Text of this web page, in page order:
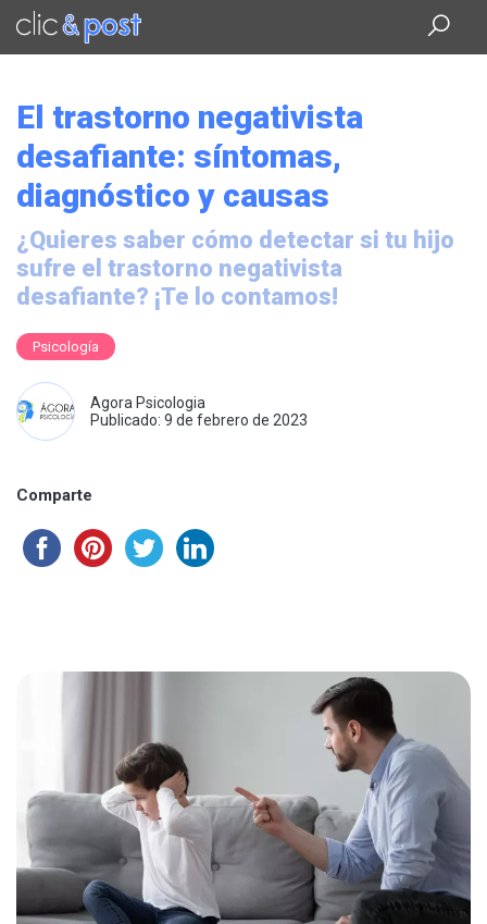
Saltar
contenido
El trastorno negativista
desafiante: síntomas,
diagnóstico y causas
¿Quieres saber cómo detectar si tu hijo
sufre el trastorno negativista
desafiante? ¡Te lo contamos!
Psicología
Agora Psicologia
Publicado: 9 de febrero de 2023
Comparte